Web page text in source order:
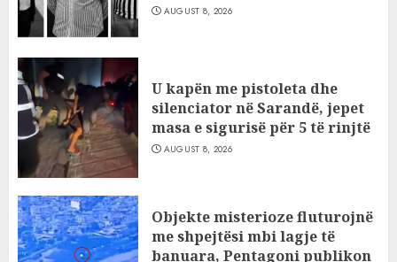
AUGUST 8, 2026
U kapën me pistoleta dhe
silenciator në Sarandë, jepet
masa e sigurisë për 5 të rinjtë
AUGUST 8, 2026
Objekte misterioze fluturojnë
me shpejtësi mbi lagje të
banuara, Pentagoni publikon